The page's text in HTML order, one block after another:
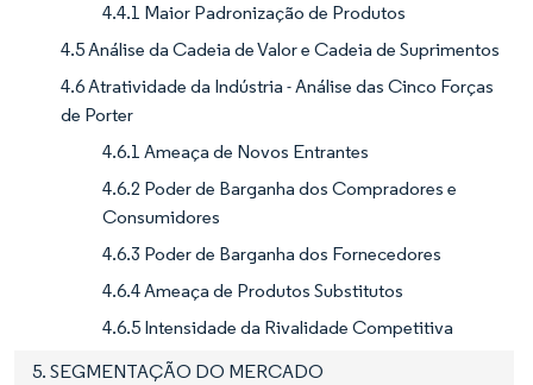
4.4.1 Maior Padronização de Produtos
4.5 Análise da Cadeia de Valor e Cadeia de Suprimentos
4.6 Atratividade da Indústria - Análise das Cinco Forças
de Porter
4.6.1 Ameaça de Novos Entrantes
4.6.2 Poder de Barganha dos Compradores e
Consumidores
4.6.3 Poder de Barganha dos Fornecedores
4.6.4 Ameaça de Produtos Substitutos
4.6.5 Intensidade da Rivalidade Competitiva
5. SEGMENTAÇÃO DO MERCADO